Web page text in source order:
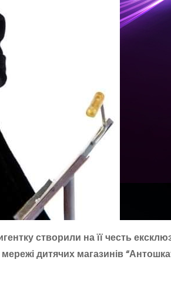
створили на її честь
мережі дитячих магазинів